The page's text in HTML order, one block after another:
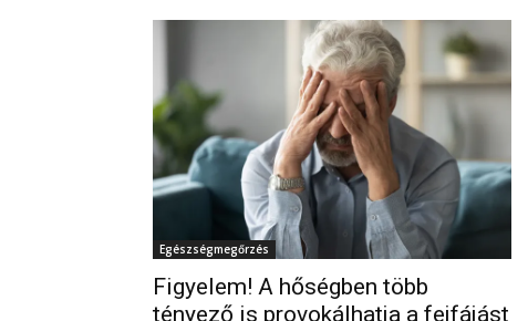
Egészségmegőrzés
Figyelem! A hőségben több
tényező is provokálhatja a fejfájást